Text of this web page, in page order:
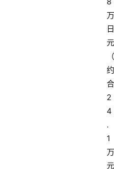
万
日
元
（
约
合
2
4
.
1
万
元